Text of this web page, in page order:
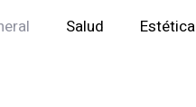
Salud Estética